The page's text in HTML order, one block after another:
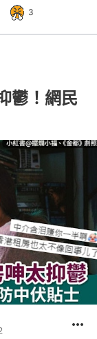
3
鬱！網民